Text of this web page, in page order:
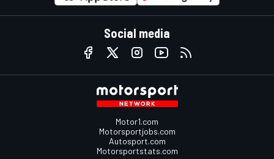
Social media
Motor1.com
Motorsportjobs.com
Autosport.com
Motorsportstats.com